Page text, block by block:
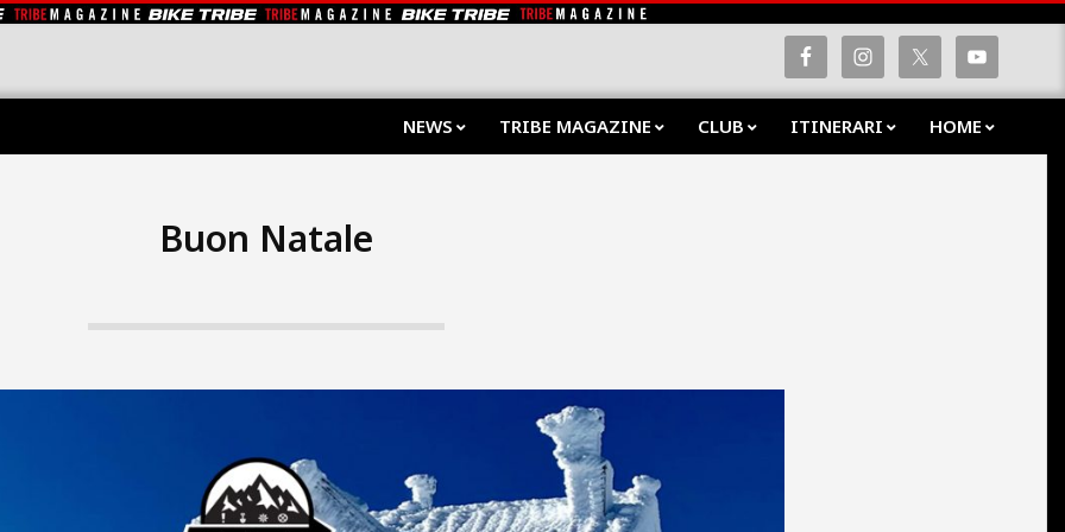
NEWS TRIBE MAGAZINE CLUB ITINERARI HOME
Buon Natale